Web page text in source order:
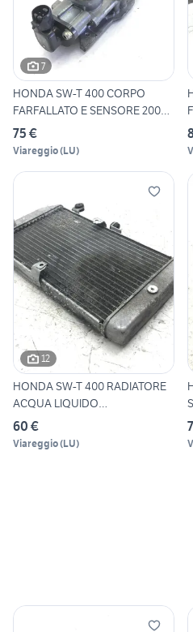
7
HONDA SW-T 400 CORPO
FARFALLATO E SENSORE 2009
JH2
75 €
Viareggio(LU)
12
HONDA SW-T 400 RADIATORE
ACQUA LIQUIDO
RAFFREDDAME
60 €
Viareggio(LU)